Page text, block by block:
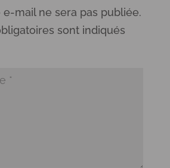
e-mail ne sera pas publiée.
sont indiqués